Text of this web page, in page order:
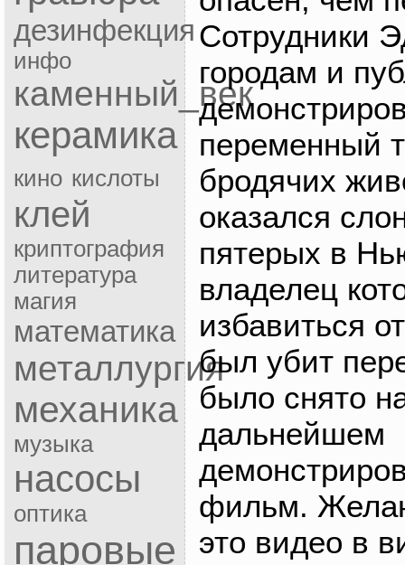
дезинфекция
инфо
каменный_век
керамика
кино кислоты
клей
криптография
литература
магия
математика
металлургия
механика
музыка
насосы
оптика
паровые
Сотрудники
городам и
переменный
бродячих
оказался
пятерых в
владелец
избавиться
был убит
было снято
дальнейшем
фильм.
это видео в